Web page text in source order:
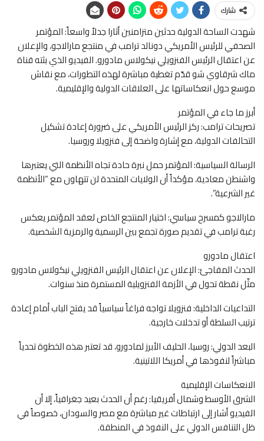
شارك
شهدت الساحة الدولية حدثين متزامنين أثارا جدلاً واسعاً: المؤتمر
الصحفي للرئيس الأمريكي دونالد ترامب في منتجع مارالاجو، والإعلان
عن اعتقال الرئيس الفنزويلي نيكولاس مادورو. الفيديو الذي بثته قناة
ماك شرقاوي شو قدّم تغطية مباشرة لهذه التطورات، مع نقاش
موسع حول انعكاساتها على العلاقات الدولية والإقليمية.
أبرز ما جاء في المؤتمر
تصريحات ترامب: ركز الرئيس الأمريكي على ضرورة إعادة تشكيل
التحالفات الدولية، مع إشارة واضحة إلى فنزويلا وروسيا.
الرسالة السياسية: المؤتمر حمل نبرة حادة تجاه الأنظمة التي يعتبرها
واشنطن معادية، مؤكداً أن الولايات المتحدة لن تتهاون مع “الأنظمة
غير الشرعية”.
مارالاجو كمسرح سياسي: اختيار المنتجع الخاص لعقد المؤتمر يعكس
رغبة ترامب في تقديم صورة تجمع بين الرسمية والرمزية الشخصية.
اعتقال مادورو
الحدث المفاجئ: الإعلان عن اعتقال الرئيس الفنزويلي نيكولاس مادورو
مثّل نقطة تحول في الأزمة الفنزويلية المستمرة منذ سنوات.
التداعيات الداخلية: فنزويلا تواجه فراغاً سياسياً قد يفتح الباب أمام إعادة
ترتيب السلطة أو تدخلات خارجية.
البعد الدولي: روسيا، الحليف الأبرز لمادورو، قد تعتبر هذه الخطوة تحدياً
مباشراً لنفوذها في أمريكا اللاتينية.
الانعكاسات الإقليمية
الشرق الأوسط وشمال أفريقيا: رغم أن الحدث بعيد جغرافياً، إلا أن
الفيديو أشار إلى ارتباطات غير مباشرة مع مصر والسودان، خصوصاً في
ظل التنافس الدولي على النفوذ في المنطقة.